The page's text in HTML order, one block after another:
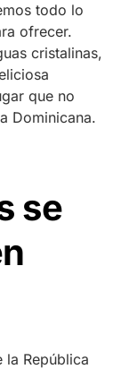
todo lo
ofrecer.
cristalinas,
que no
Dominicana.
se
la República